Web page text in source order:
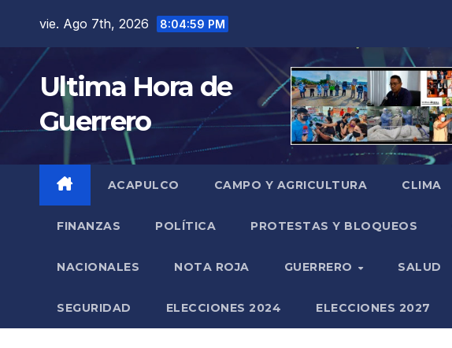
contenido
vie. Ago 7th, 2026 8:05:00 PM
Ultima Hora de
Guerrero
ACAPULCO CAMPO Y AGRICULTURA CLIMA
FINANZAS POLÍTICA PROTESTAS Y BLOQUEOS
NACIONALES NOTA ROJA GUERRERO SALUD
SEGURIDAD ELECCIONES 2024 ELECCIONES 2027